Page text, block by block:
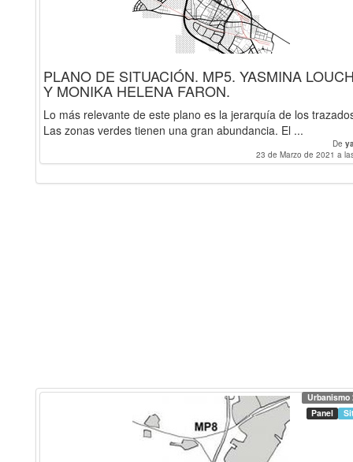
PLANO DE SITUACIÓN. MP5. YASMINA
Y MONIKA HELENA FARON.
Lo más relevante de este plano es la jerarquía de los
Las zonas verdes tienen una gran abundancia. El ...
De
23 de Marzo de 2021 a
Urbanismo
Panel